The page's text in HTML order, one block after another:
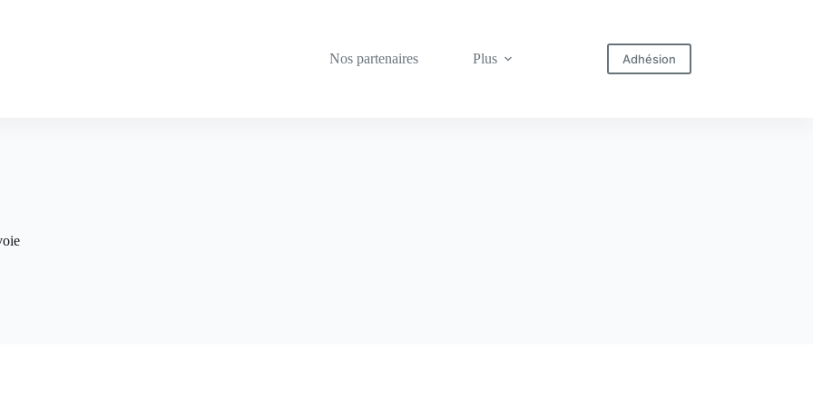
Nos partenaires Plus Adhésion